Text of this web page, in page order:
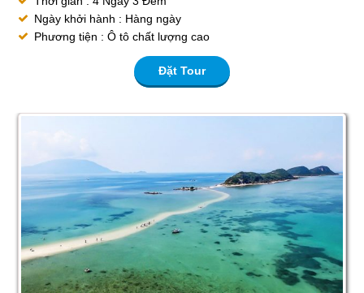
Ngày khởi hành : Hàng ngày
Phương tiện : Ô tô chất lượng cao
Đặt Tour